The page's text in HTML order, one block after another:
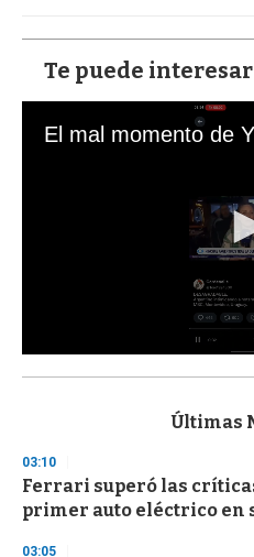
Te puede interesar
s
d
s
o
f
Últimas
03:10
Ferrari superó las
primer auto eléctrico en
03:05